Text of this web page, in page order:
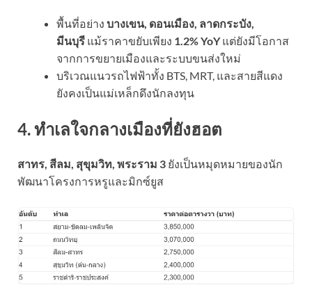
พื้นที่อย่าง บางเขน, ดอนเมือง, ลาดกระบัง,
มีนบุรี แม้ราคาขยับเพียง 1.2% YoYแต่ยังมีโอกาส
จากการขยายเมืองและระบบขนส่งใหม่
บริเวณแนวรถไฟฟ้าทั้ง BTS, MRT, และสายสีแดง
ยังคงเป็นแม่เหล็กดึงนักลงทุน
4. ทำเลใจกลางเมืองที่ยังฮอต
สาทร, สีลม, สุขุมวิท, พระราม 3 ยังเป็นหมุดหมายของนัก
พัฒนาโครงการหรูและมิกซ์ยูส